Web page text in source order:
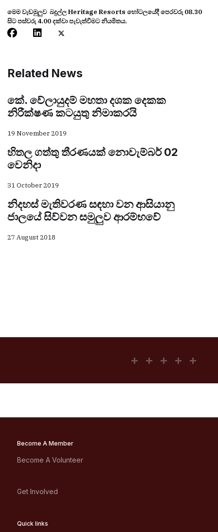
මෙම වැඩමුලුව බදුල්ල Heritage Resorts හෝටලයේදී පෙරවරු 08.30
සිට පස්වරු 4.00 දක්වා පැවැත්වීමට නියමිතය.
Related News
කේ. වේලායුදම් මහතා දශක දෙකක
නිරීක්ෂණ කටයුතු නිමාකරයි
19 November 2019
හිතල ගත්තු තීරණයක් නොවැම්බර් 02
වෙනිදා
31 October 2019
නිදහස් මැතිවරණ සඳහා වන ආසියානු
ජාලයේ සිව්වන සමුලුව ආරම්භවේ
27 August 2018
Become A Member
Become A Volunteer
Get Involved
Quick links